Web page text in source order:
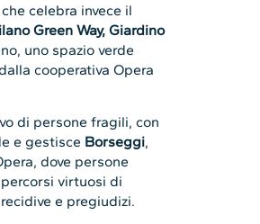
che celebra invece il
Green Way, Giardino
uno spazio verde
cooperativa Opera
di persone fragili, con
e gestisce Borseggi,
dove persone
virtuosi di
e pregiudizi.